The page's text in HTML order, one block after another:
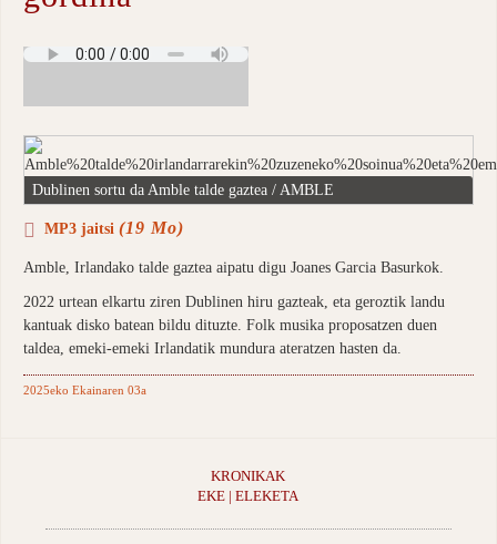
Dublinen sortu da Amble talde gaztea / AMBLE
MP3 jaitsi (19 Mo)
Amble, Irlandako talde gaztea aipatu digu Joanes Garcia Basurkok.
2022 urtean elkartu ziren Dublinen hiru gazteak, eta geroztik landu
kantuak disko batean bildu dituzte. Folk musika proposatzen duen
taldea, emeki-emeki Irlandatik mundura ateratzen hasten da.
2025eko Ekainaren 03a
KRONIKAK
EKE | ELEKETA